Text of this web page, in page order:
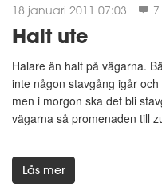
18 januari 2011 07:03 7
Halt ute
Halare än halt på vägarna.
inte någon stavgång igår
men i morgon ska det bli
vägarna så promenaden till
Läs mer